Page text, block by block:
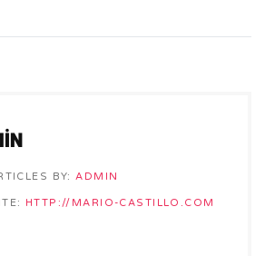
BY: ADMIN
HTTP://MARIO-CASTILLO.COM